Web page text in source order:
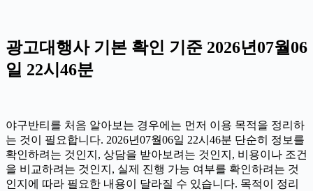
광고대행사 기본 확인 기준 2026년07월06
일 22시46분
야구반티를 처음 알아보는 경우에는 먼저 이용 목적을 정리하
는 것이 필요합니다. 2026년07월06일 22시46분 단순히 정보를
확인하려는 것인지, 상담을 받아보려는 것인지, 비용이나 조건
을 비교하려는 것인지, 실제 진행 가능 여부를 확인하려는 것
인지에 따라 필요한 내용이 달라질 수 있습니다. 목적이 정리